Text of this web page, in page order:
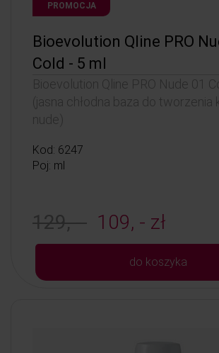
PROMOCJA
Bioevolution Qline PRO
Cold - 5 ml
Bioevolution Qline PRO Nude 01
(jasna chłodna baza do tworzenia
nude)
Kod: 6247
Poj: ml
129, - 109, - zł
do koszyka